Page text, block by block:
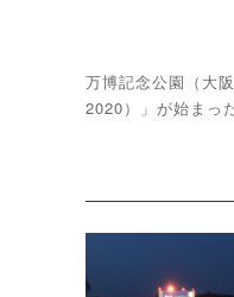
万博記念公園（大
2020）」が始まった